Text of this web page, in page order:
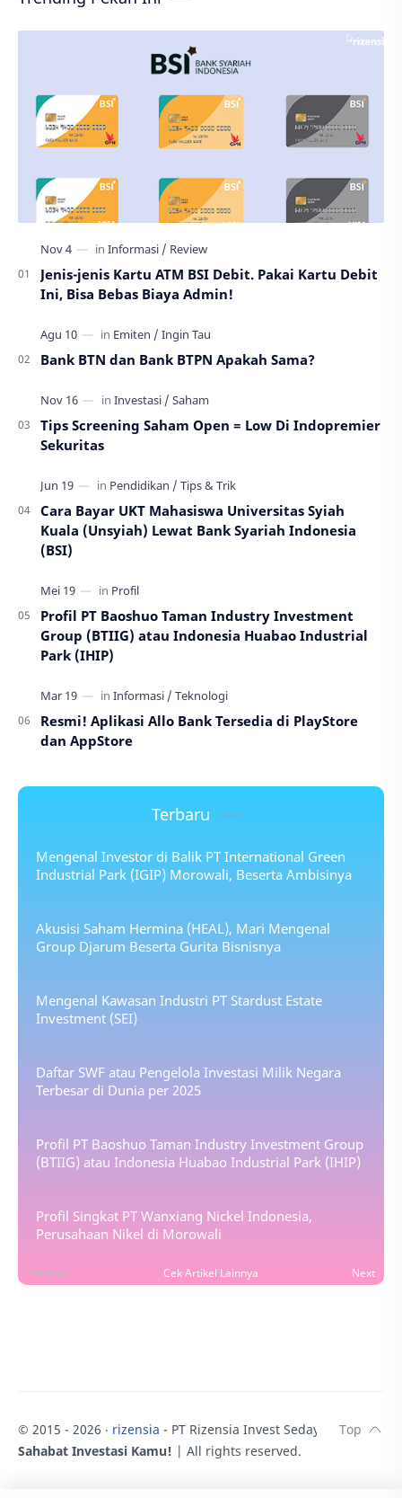
Jenis-jenis Kartu ATM BSI Debit. Pakai Kartu Debit
Ini, Bisa Bebas Biaya Admin!
Bank BTN dan Bank BTPN Apakah Sama?
Tips Screening Saham Open = Low Di Indopremier
Sekuritas
Cara Bayar UKT Mahasiswa Universitas Syiah
Kuala (Unsyiah) Lewat Bank Syariah Indonesia
(BSI)
Profil PT Baoshuo Taman Industry Investment
Group (BTIIG) atau Indonesia Huabao Industrial
Park (IHIP)
Resmi! Aplikasi Allo Bank Tersedia di PlayStore
dan AppStore
Terbaru
Mengenal Investor di Balik PT International Green
Industrial Park (IGIP) Morowali, Beserta Ambisinya
Akusisi Saham Hermina (HEAL), Mari Mengenal
Group Djarum Beserta Gurita Bisnisnya
Mengenal Kawasan Industri PT Stardust Estate
Investment (SEI)
Daftar SWF atau Pengelola Investasi Milik Negara
Terbesar di Dunia per 2025
Profil PT Baoshuo Taman Industry Investment Group
(BTIIG) atau Indonesia Huabao Industrial Park (IHIP)
Profil Singkat PT Wanxiang Nickel Indonesia,
Perusahaan Nikel di Morowali
Previous Next
Cek Artikel Lainnya
© 2015 - 2026 ‧ rizensia - PT Rizensia Invest Sedaya.
Sahabat Investasi Kamu! | All rights reserved.